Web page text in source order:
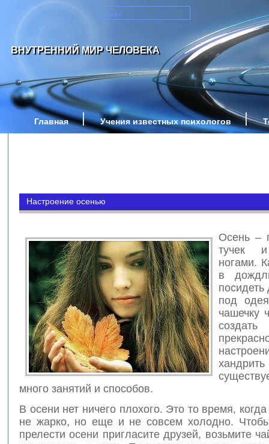
ВНУТРЕННИЙ МИР ЧЕЛОВЕКА
Главная Учения известных психологов
Настроение осенью
Осень –
тучек
ногами.
в
посидеть
под
чашечку
много занятий и способов.
В осени нет ничего плохого. Это то время,
не жарко, но еще и не совсем холодно.
прелести осени пригласите друзей, возьмите